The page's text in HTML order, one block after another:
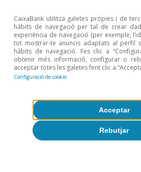
CaixaBank utilitza galetes pròpies i de
hàbits de navegació per tal de crear
experiència de navegació (per exemple,
tot mostrar-te anuncis adaptats al perfil
hàbits de navegació. Fes clic a
obtenir més informació, configurar o
acceptar totes les galetes fent clic a
Configuració de cookie
Rebutjar
Acceptar
Contacte
CaixaBank(opens in a new
Avís legal (opens in a new window)
Privacitat(opens in a new